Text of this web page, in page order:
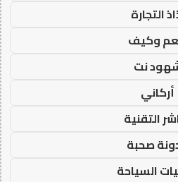
التجارة
وكيف
نت
أركاني
التقنية
صحبة
السياحة